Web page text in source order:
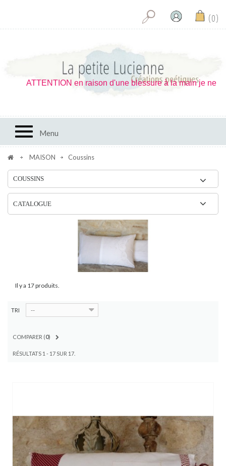
0
Toggle navigation
Menu
en raison d'une blessure à la main je ne peux réaliser
MAISON Coussins
COUSSINS
CATALOGUE
Il y a 17 produits.
TRI --
COMPARER (0)
RÉSULTATS 1 - 17 SUR 17.